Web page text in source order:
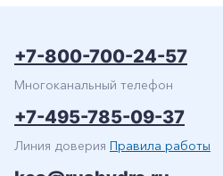
+7-800-700-24-57
Многоканальный телефон
+7-495-785-09-37
Линия доверия Правила работы